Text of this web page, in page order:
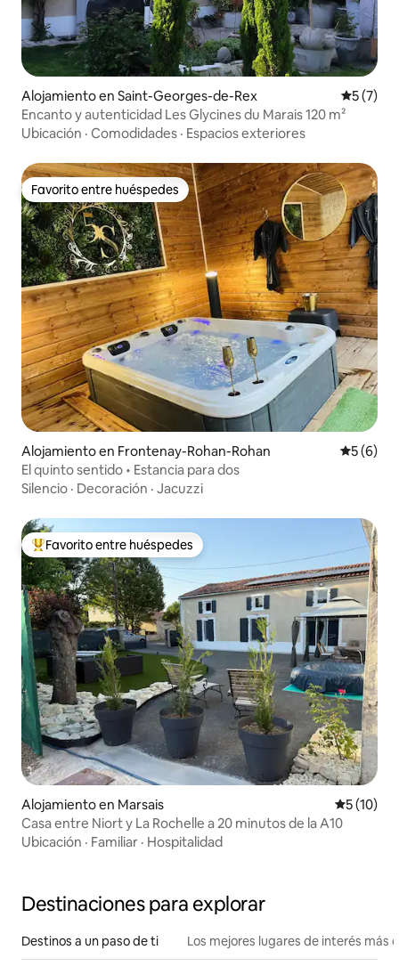
Alojamiento en Saint-Georges-de-Rex
5 (7)
Encanto y autenticidad Les Glycines du Marais 120 m²
Ubicación · Comodidades · Espacios exteriores
Favorito entre huéspedes
Favorito entre huéspedes
Alojamiento en Frontenay-Rohan-Rohan
5 (6)
El quinto sentido • Estancia para dos
Silencio · Decoración · Jacuzzi
Favorito entre huéspedes preferido
Favorito entre huéspedes
Alojamiento en Marsais
5 (10)
Casa entre Niort y La Rochelle a 20 minutos de la A10
Ubicación · Familiar · Hospitalidad
Destinaciones para explorar
Destinos a un paso de ti Los mejores lugares de interés más